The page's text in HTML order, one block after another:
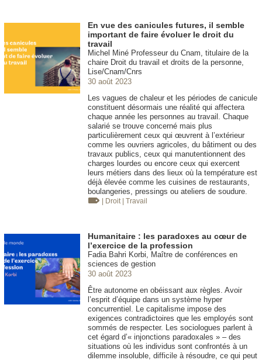
En vue des canicules futures, il semble
important de faire évoluer le droit du
travail
Michel Miné Professeur du Cnam, titulaire de la
chaire Droit du travail et droits de la personne,
Lise/Cnam/Cnrs
30 août 2023
Les vagues de chaleur et les périodes de canicule
constituent désormais une réalité qui affectera
chaque année les personnes au travail. Chaque
salarié se trouve concerné mais plus
particulièrement ceux qui œuvrent à l’extérieur
comme les ouvriers agricoles, du bâtiment ou des
travaux publics, ceux qui manutentionnent des
charges lourdes ou encore ceux qui exercent
leurs métiers dans des lieux où la température est
déjà élevée comme les cuisines de restaurants,
boulangeries, pressings ou ateliers de soudure.
| Droit | Travail
Humanitaire : les paradoxes au cœur de
l’exercice de la profession
Fadia Bahri Korbi, Maître de conférences en
sciences de gestion
30 août 2023
Être autonome en obéissant aux règles. Avoir
l’esprit d’équipe dans un système hyper
concurrentiel. Le capitalisme impose des
exigences contradictoires que les employés sont
sommés de respecter. Les sociologues parlent à
cet égard d’« injonctions paradoxales » – des
situations où les individus sont confrontés à un
dilemme insoluble, difficile à résoudre, ce qui peut